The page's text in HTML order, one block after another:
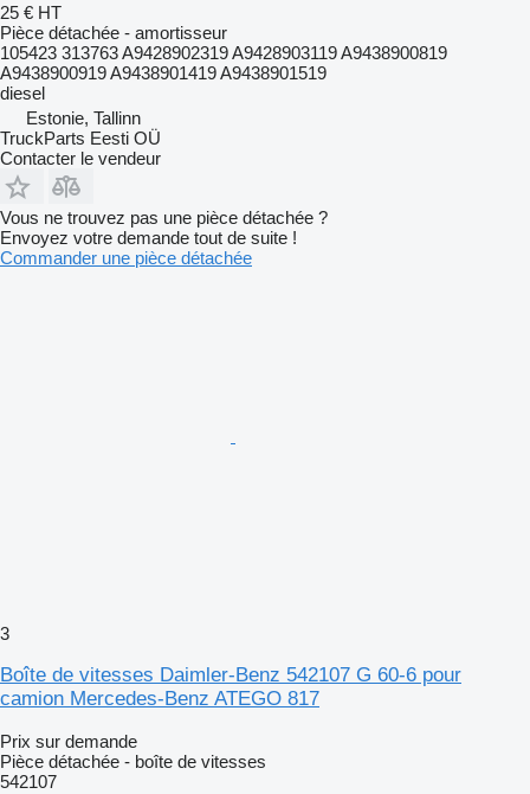
25 € HT
Pièce détachée - amortisseur
105423 313763 A9428902319 A9428903119 A9438900819
A9438900919 A9438901419 A9438901519
diesel
Estonie, Tallinn
TruckParts Eesti OÜ
Contacter le vendeur
Vous ne trouvez pas une pièce détachée ?
Envoyez votre demande tout de suite !
Commander une pièce détachée
3
Boîte de vitesses Daimler-Benz 542107 G 60-6 pour
camion Mercedes-Benz ATEGO 817
Prix sur demande
Pièce détachée - boîte de vitesses
542107